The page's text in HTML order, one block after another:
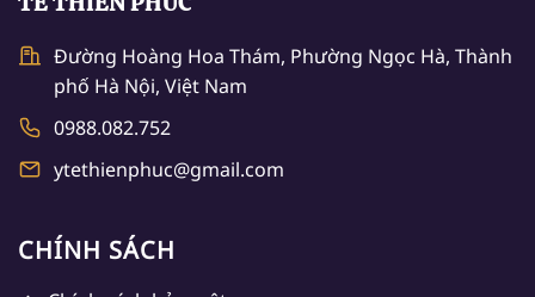
Đường Hoàng Hoa Thám, Phường Ngọc Hà, Thành
phố Hà Nội, Việt Nam
0988.082.752
ytethienphuc@gmail.com
CHÍNH SÁCH